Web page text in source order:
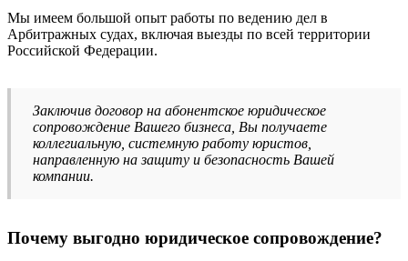
Мы имеем большой опыт работы по ведению дел в
Арбитражных судах, включая выезды по всей территории
Российской Федерации.
Заключив договор на абонентское юридическое
сопровождение Вашего бизнеса, Вы получаете
коллегиальную, системную работу юристов,
направленную на защиту и безопасность Вашей
компании.
Почему выгодно юридическое сопровождение?